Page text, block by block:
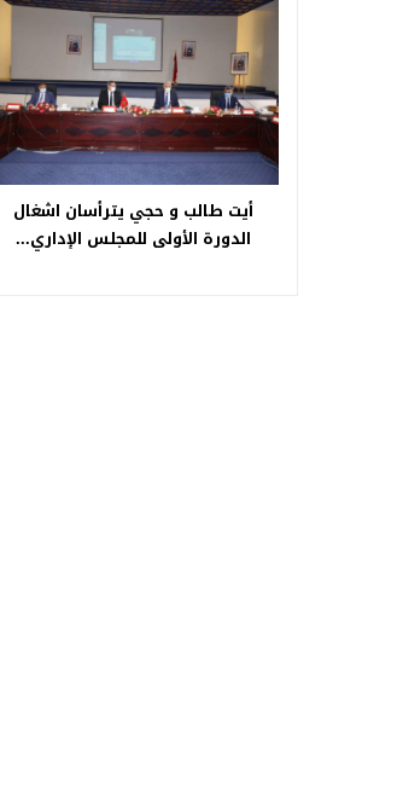
أيت طالب و حجي يترأسان اشغال
الدورة الأولى للمجلس الإداري...